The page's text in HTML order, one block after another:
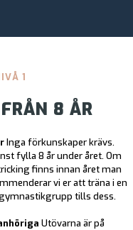
1
8 ÅR
Inga förkunskaper krävs.
fylla 8 år under året. Om
finns innan året man
vi er att träna i en
tills dess.
Utövarna är på